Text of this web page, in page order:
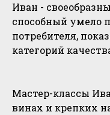
Иван -
способный умело
потребителя,
категорий
Мастер-классы
винах и крепких